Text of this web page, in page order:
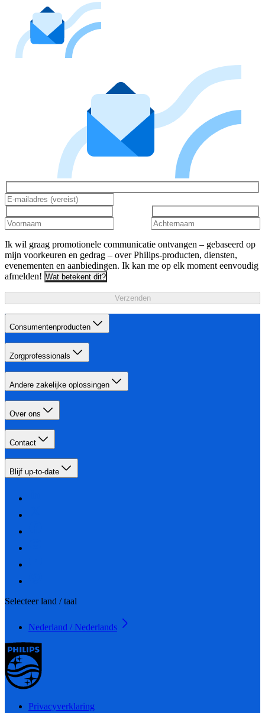
Ik wil graag promotionele communicatie ontvangen – gebaseerd op
mijn voorkeuren en gedrag – over Philips-producten, diensten,
evenementen en aanbiedingen. Ik kan me op elk moment eenvoudig
afmelden! Wat betekent dit?
Verzenden
Consumentenproducten
Zorgprofessionals
Andere zakelijke oplossingen
Over ons
Contact
Blijf up-to-date
Selecteer land / taal
Nederland / Nederlands
Privacyverklaring